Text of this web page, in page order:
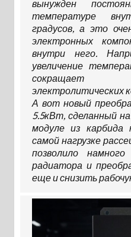
вынужден
температуре
градусов, а это
электронных
внутри него.
увеличение
сокращает
электролитических
А вот новый
5.5кВт, сделанный
модуле из
самой нагрузке
позволило
радиатора и
еще и снизить